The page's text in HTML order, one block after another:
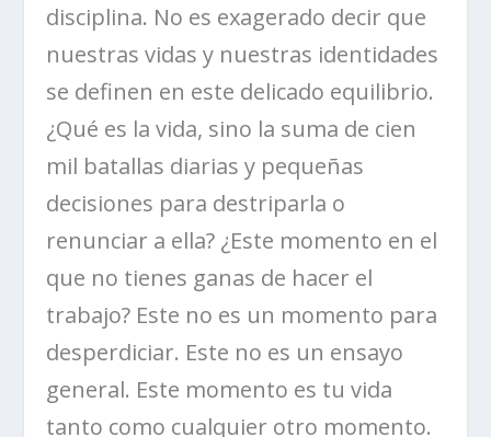
disciplina. No es exagerado decir que
nuestras vidas y nuestras identidades
se definen en este delicado equilibrio.
¿Qué es la vida, sino la suma de cien
mil batallas diarias y pequeñas
decisiones para destriparla o
renunciar a ella? ¿Este momento en el
que no tienes ganas de hacer el
trabajo? Este no es un momento para
desperdiciar. Este no es un ensayo
general. Este momento es tu vida
tanto como cualquier otro momento.